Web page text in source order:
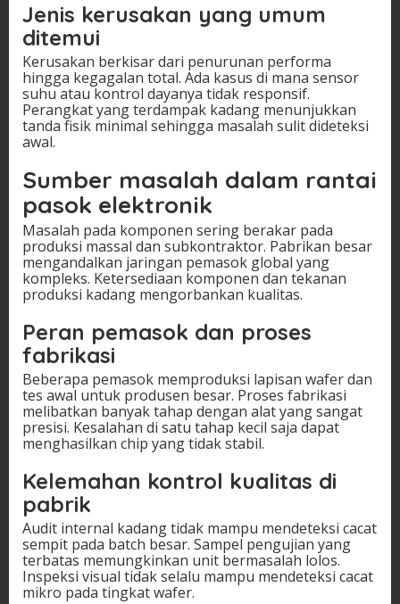
Jenis kerusakan yang umum
ditemui
Kerusakan berkisar dari penurunan performa
hingga kegagalan total. Ada kasus di mana sensor
suhu atau kontrol dayanya tidak responsif.
Perangkat yang terdampak kadang menunjukkan
tanda fisik minimal sehingga masalah sulit dideteksi
awal.
Sumber masalah dalam rantai
pasok elektronik
Masalah pada komponen sering berakar pada
produksi massal dan subkontraktor. Pabrikan besar
mengandalkan jaringan pemasok global yang
kompleks. Ketersediaan komponen dan tekanan
produksi kadang mengorbankan kualitas.
Peran pemasok dan proses
fabrikasi
Beberapa pemasok memproduksi lapisan wafer dan
tes awal untuk produsen besar. Proses fabrikasi
melibatkan banyak tahap dengan alat yang sangat
presisi. Kesalahan di satu tahap kecil saja dapat
menghasilkan chip yang tidak stabil.
Kelemahan kontrol kualitas di
pabrik
Audit internal kadang tidak mampu mendeteksi cacat
sempit pada batch besar. Sampel pengujian yang
terbatas memungkinkan unit bermasalah lolos.
Inspeksi visual tidak selalu mampu mendeteksi cacat
mikro pada tingkat wafer.